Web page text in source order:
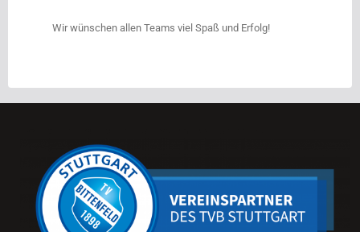
Wir wünschen allen Teams viel Spaß und Erfolg!